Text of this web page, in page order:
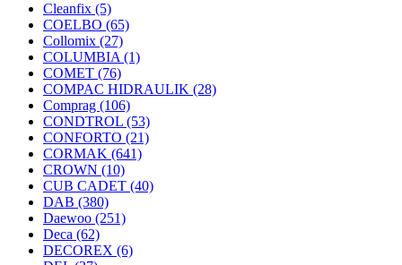
Cleanfix (5)
COELBO (65)
Collomix (27)
COLUMBIA (1)
COMET (76)
COMPAC HIDRAULIK (28)
Comprag (106)
CONDTROL (53)
CONFORTO (21)
CORMAK (641)
CROWN (10)
CUB CADET (40)
DAB (380)
Daewoo (251)
Deca (62)
DECOREX (6)